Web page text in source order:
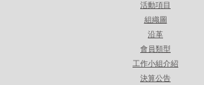
活動項目
組織圖
沿革
會員類型
工作小組介紹
決算公告